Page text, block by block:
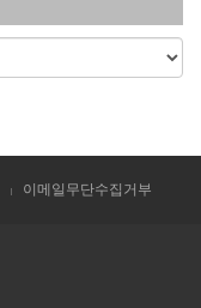
이메일무단수집거부